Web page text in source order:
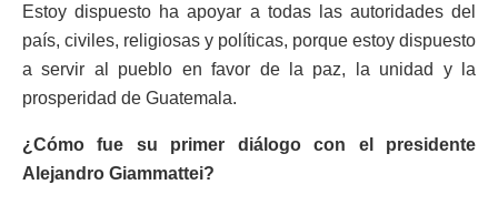
Estoy dispuesto ha apoyar a todas las autoridades del
país, civiles, religiosas y políticas, porque estoy dispuesto
a servir al pueblo en favor de la paz, la unidad y la
prosperidad de Guatemala.
¿Cómo fue su primer diálogo con el presidente
Alejandro Giammattei?